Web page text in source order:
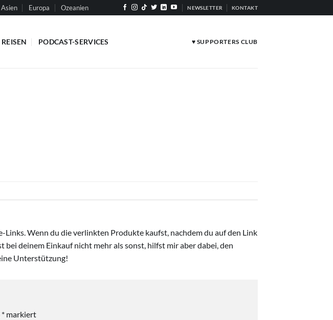
Asien Europa Ozeanien NEWSLETTER KONTAKT
PODCAST-SERVICES ♥ SUPPORTERS CLUB
Wenn du die verlinkten Produkte kaufst, nachdem du auf den Link
deinem Einkauf nicht mehr als sonst, hilfst mir aber dabei, den
Unterstützung!
* markiert